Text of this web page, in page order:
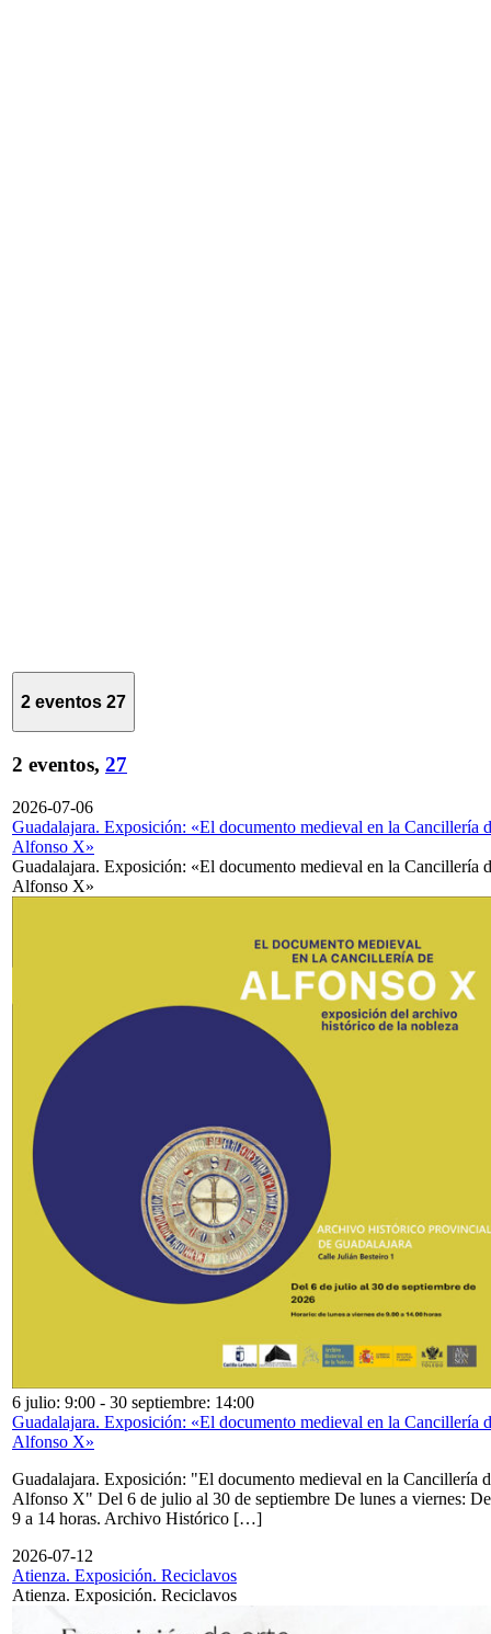
2 eventos 27
2 eventos, 27
2026-07-06
Guadalajara. Exposición: «El documento medieval en la Cancillería
Alfonso X»
Guadalajara. Exposición: «El documento medieval en la Cancillería
Alfonso X»
6 julio: 9:00 - 30 septiembre: 14:00
Guadalajara. Exposición: «El documento medieval en la Cancillería
Alfonso X»
Guadalajara. Exposición: "El documento medieval en la Cancillería
Alfonso X" Del 6 de julio al 30 de septiembre De lunes a viernes: De
9 a 14 horas. Archivo Histórico […]
2026-07-12
Atienza. Exposición. Reciclavos
Atienza. Exposición. Reciclavos